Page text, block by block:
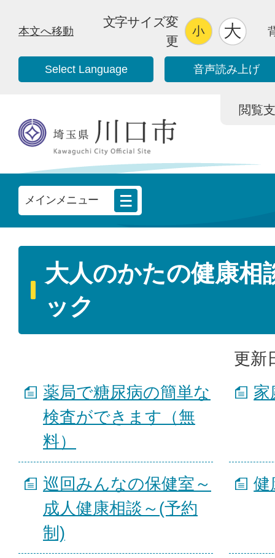
本文へ移動
文字サイズ変
更
Select Language 音声読み上げ
閲覧
メインメニュー
大人のかたの健康相
ック
更新
薬局で糖尿病の簡単な
検査ができます（無
料）
家
巡回みんなの保健室～
成人健康相談～(予約
制)
健